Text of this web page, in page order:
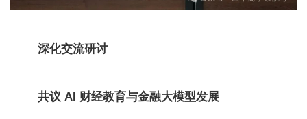
深化交流研讨
共议 AI 财经教育与金融大模型发展